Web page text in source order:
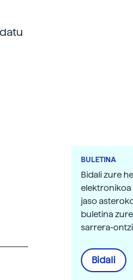
BULETINA
Bidali zure
elektronikoa
jaso
buletina zure
sarrera-
Bidali